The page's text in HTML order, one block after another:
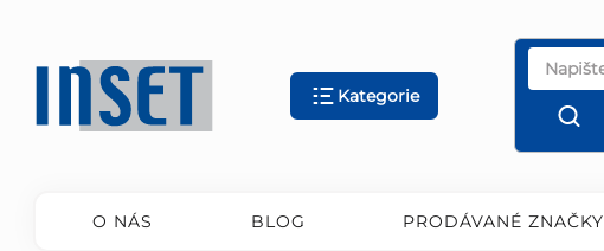
obsah
Kategorie
O NÁS BLOG PRODÁVANÉ ZNAČKY